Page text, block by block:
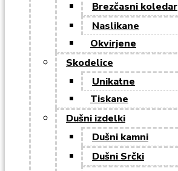
Brezčasni koledar
Naslikane
Okvirjene
Skodelice
Unikatne
Tiskane
Dušni izdelki
Dušni kamni
Dušni Srčki